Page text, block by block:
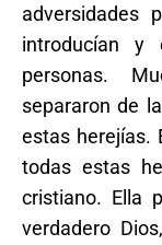
adversidades
introducían y
personas.
separaron de
estas herejías.
todas estas
cristiano. Ella
verdadero